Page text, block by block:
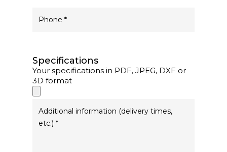
Specifications
Your specifications in PDF, JPEG, DXF or
3D format